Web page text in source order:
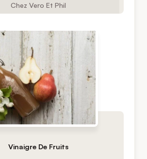
Chez Vero Et Phil
Vinaigre De Fruits